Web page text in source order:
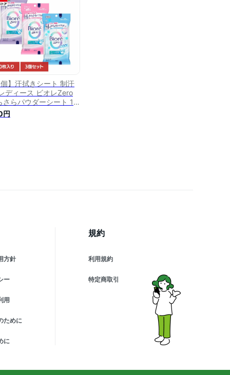
個】汗拭きシート 制汗
ディース ビオレZero
さらパウダーシート 10
拭きシート 制汗剤 レ
ース 汗ふきシート ボデ
円
方針
ー
用
ために
に
規約
利用規約
特定商取引